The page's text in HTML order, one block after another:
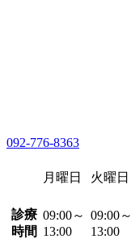
092-776-8363
月曜日 火曜日
診療
時間
09:00～
13:00
09:00～
13:00